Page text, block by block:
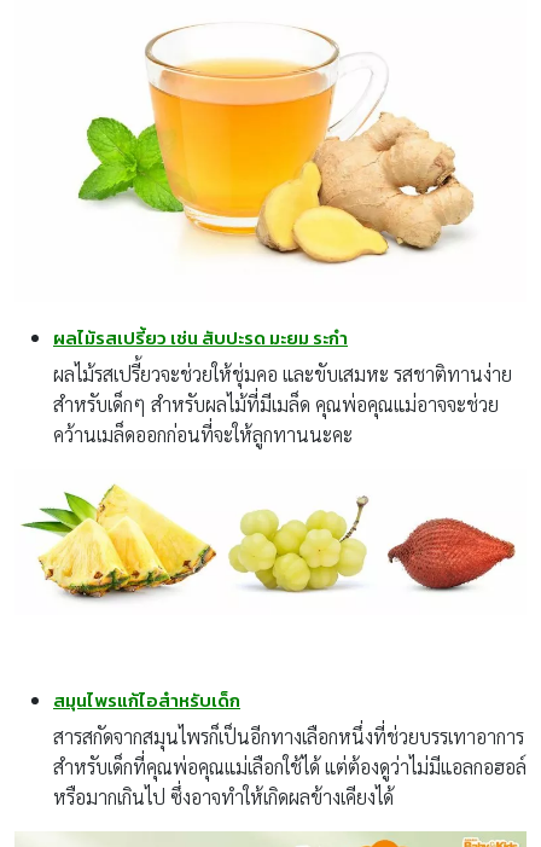
ผลไม้รสเปรี้ยว เช่น สับปะรด มะยม ระกำ
ผลไม้รสเปรี้ยวจะช่วยให้ชุ่มคอ และขับเสมหะ รสชาติทานง่าย
สำหรับเด็กๆ สำหรับผลไม้ที่มีเมล็ด คุณพ่อคุณแม่อาจจะช่วย
คว้านเมล็ดออกก่อนที่จะให้ลูกทานนะคะ
สมุนไพรแก้ไอสำหรับเด็ก
สารสกัดจากสมุนไพรก็เป็นอีกทางเลือกหนึ่งที่ช่วยบรรเทาอาการ
สำหรับเด็กที่คุณพ่อคุณแม่เลือกใช้ได้ แต่ต้องดูว่าไม่มีแอลกอฮอล์
หรือมากเกินไป ซึ่งอาจทำให้เกิดผลข้างเคียงได้